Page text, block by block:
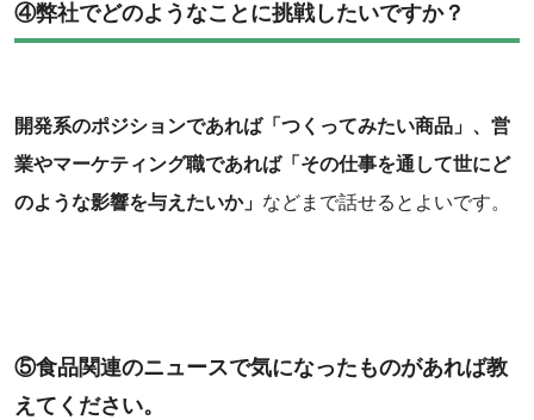
④弊社でどのようなことに挑戦したいですか？
開発系のポジションであれば「つくってみたい商品」、営
業やマーケティング職であれば「その仕事を通して世にど
のような影響を与えたいか」 などまで話せるとよいです。
‌⑤食品関連のニュースで気になったものがあれば教
えてください。